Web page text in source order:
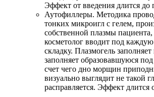
Эффект от введения длится до
Аутофиллеры. Методика
тонких микроигл с гелем,
собственной плазмы
косметолог вводит под
складку. Плазмогель
заполняет образовавшуюся
счет чего дно морщин
визуально выглядит не такой
расправляется. Эффект длится